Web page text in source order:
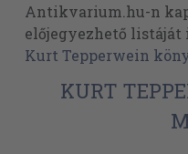
Antikvarium.hu-n
előjegyezhető
Kurt Tepperwein
KURT